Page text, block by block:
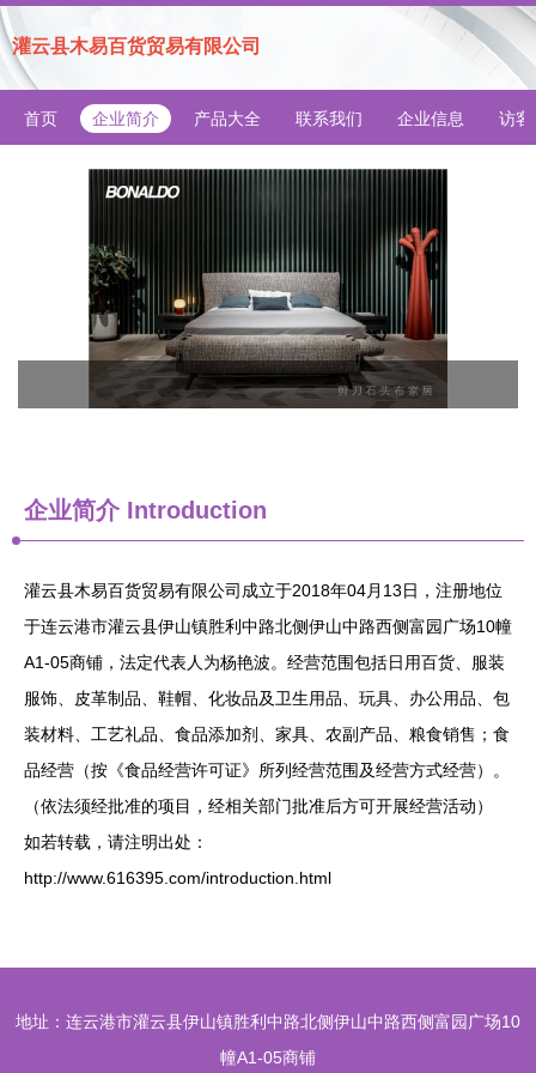
灌云县木易百货贸易有限公司
首页 企业简介 产品大全 联系我们 企业信息 访客
企业简介 Introduction
灌云县木易百货贸易有限公司成立于2018年04月13日，注册地位
于连云港市灌云县伊山镇胜利中路北侧伊山中路西侧富园广场10幢
A1-05商铺，法定代表人为杨艳波。经营范围包括日用百货、服装
服饰、皮革制品、鞋帽、化妆品及卫生用品、玩具、办公用品、包
装材料、工艺礼品、食品添加剂、家具、农副产品、粮食销售；食
品经营（按《食品经营许可证》所列经营范围及经营方式经营）。
（依法须经批准的项目，经相关部门批准后方可开展经营活动）
如若转载，请注明出处：
http://www.616395.com/introduction.html
地址：连云港市灌云县伊山镇胜利中路北侧伊山中路西侧富园广场10
幢A1-05商铺